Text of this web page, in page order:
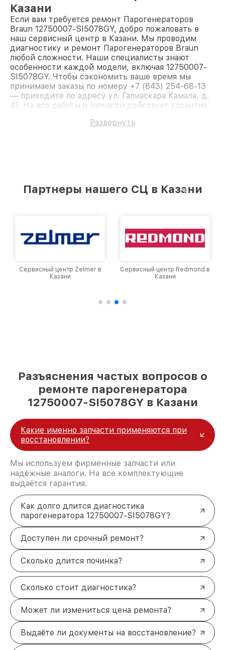
Казани
Если вам требуется ремонт Парогенераторов
Braun 12750007-SI5078GY, добро пожаловать в
наш сервисный центр в Казани. Мы проводим
диагностику и ремонт Парогенераторов Braun
любой сложности. Наши специалисты знают
особенности каждой модели, включая 12750007-
SI5078GY. Чтобы сэкономить ваше время мы
принимаем заказы по номеру +7 (843) 254-68-13
— приходите по адресу ул. Галиаскара Камала, д.
41. На все работы и запчасти действует гарантия.
Развернуть
Партнеры нашего СЦ в Казани
Сервисный центр Zelmer в
Казани
Сервисный центр Redmond в
Казани
Разъяснения частых вопросов о
ремонте парогенератора
12750007-SI5078GY в Казани
Какие именно запчасти применяются при
восстановлении?
Мы используем фирменные запчасти или
надёжные аналоги. На все комплектующие
выдаётся гарантия.
Как долго длится диагностика
парогенератора 12750007-SI5078GY?
Доступен ли срочный ремонт?
Сколько длится починка?
Сколько стоит диагностика?
Может ли измениться цена ремонта?
Выдаёте ли документы на восстановление?